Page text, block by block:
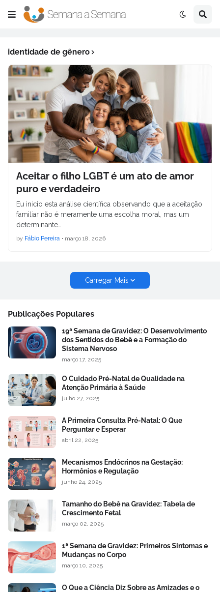
identidade de gênero
Aceitar o filho LGBT é um ato de amor
puro e verdadeiro
Eu inicio esta análise científica observando que a aceitação
familiar não é meramente uma escolha moral, mas um
determinante…
by Fábio Pereira • março 18, 2026
Carregar Mais
Publicações Populares
19ª Semana de Gravidez: O Desenvolvimento
dos Sentidos do Bebê e a Formação do
Sistema Nervoso
março 17, 2025
O Cuidado Pré-Natal de Qualidade na
Atenção Primária à Saúde
julho 27, 2025
A Primeira Consulta Pré-Natal: O Que
Perguntar e Esperar
abril 22, 2025
Mecanismos Endócrinos na Gestação:
Hormônios e Regulação
junho 24, 2025
Tamanho do Bebê na Gravidez: Tabela de
Crescimento Fetal
março 02, 2025
1ª Semana de Gravidez: Primeiros Sintomas e
Mudanças no Corpo
março 10, 2025
O Que a Ciência Diz Sobre as Amizades e o